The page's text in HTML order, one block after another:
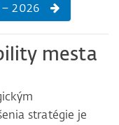
– 2026
mesta
stratégie je